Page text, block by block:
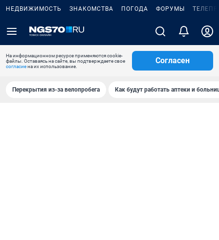
НЕДВИЖИМОСТЬ ЗНАКОМСТВА ПОГОДА ФОРУМЫ
На информационном ресурсе применяются cookie-
файлы. Оставаясь на сайте, вы подтверждаете свое
согласиена их использование.
Согласен
Перекрытия из-за велопробега Как будут работать аптеки и